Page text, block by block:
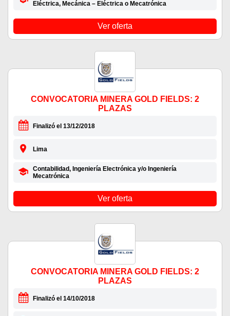
Eléctrica, Mecánica – Eléctrica o Mecatrónica
Ver oferta
CONVOCATORIA MINERA GOLD FIELDS: 2
PLAZAS
Finalizó el 13/12/2018
Lima
Contabilidad, Ingeniería Electrónica y/o Ingeniería
Mecatrónica
Ver oferta
CONVOCATORIA MINERA GOLD FIELDS: 2
PLAZAS
Finalizó el 14/10/2018